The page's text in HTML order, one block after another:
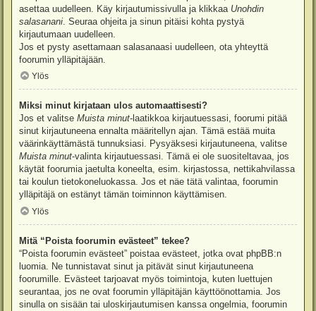
asettaa uudelleen. Käy kirjautumissivulla ja klikkaa Unohdin
salasanani . Seuraa ohjeita ja sinun pitäisi kohta pystyä
kirjautumaan uudelleen.
Jos et pysty asettamaan salasanaasi uudelleen, ota yhteyttä
foorumin ylläpitäjään.
Ylös
Miksi minut kirjataan ulos automaattisesti?
Jos et valitse Muista minut-laatikkoa kirjautuessasi, foorumi pitää
sinut kirjautuneena ennalta määritellyn ajan. Tämä estää muita
väärinkäyttämästä tunnuksiasi. Pysyäksesi kirjautuneena, valitse
Muista minut-valinta kirjautuessasi. Tämä ei ole suositeltavaa, jos
käytät foorumia jaetulta koneelta, esim. kirjastossa, nettikahvilassa
tai koulun tietokoneluokassa. Jos et näe tätä valintaa, foorumin
ylläpitäjä on estänyt tämän toiminnon käyttämisen.
Ylös
Mitä “Poista foorumin evästeet” tekee?
“Poista foorumin evästeet” poistaa evästeet, jotka ovat phpBB:n
luomia. Ne tunnistavat sinut ja pitävät sinut kirjautuneena
foorumille. Evästeet tarjoavat myös toimintoja, kuten luettujen
seurantaa, jos ne ovat foorumin ylläpitäjän käyttöönottamia. Jos
sinulla on sisään tai uloskirjautumisen kanssa ongelmia, foorumin